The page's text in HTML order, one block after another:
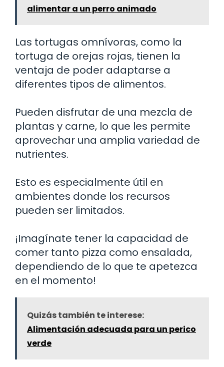
alimentar a un perro animado
Las tortugas omnívoras, como la
tortuga de orejas rojas, tienen la
ventaja de poder adaptarse a
diferentes tipos de alimentos.
Pueden disfrutar de una mezcla de
plantas y carne, lo que les permite
aprovechar una amplia variedad de
nutrientes.
Esto es especialmente útil en
ambientes donde los recursos
pueden ser limitados.
¡Imagínate tener la capacidad de
comer tanto pizza como ensalada,
dependiendo de lo que te apetezca
en el momento!
Quizás también te interese:
Alimentación adecuada para un perico
verde